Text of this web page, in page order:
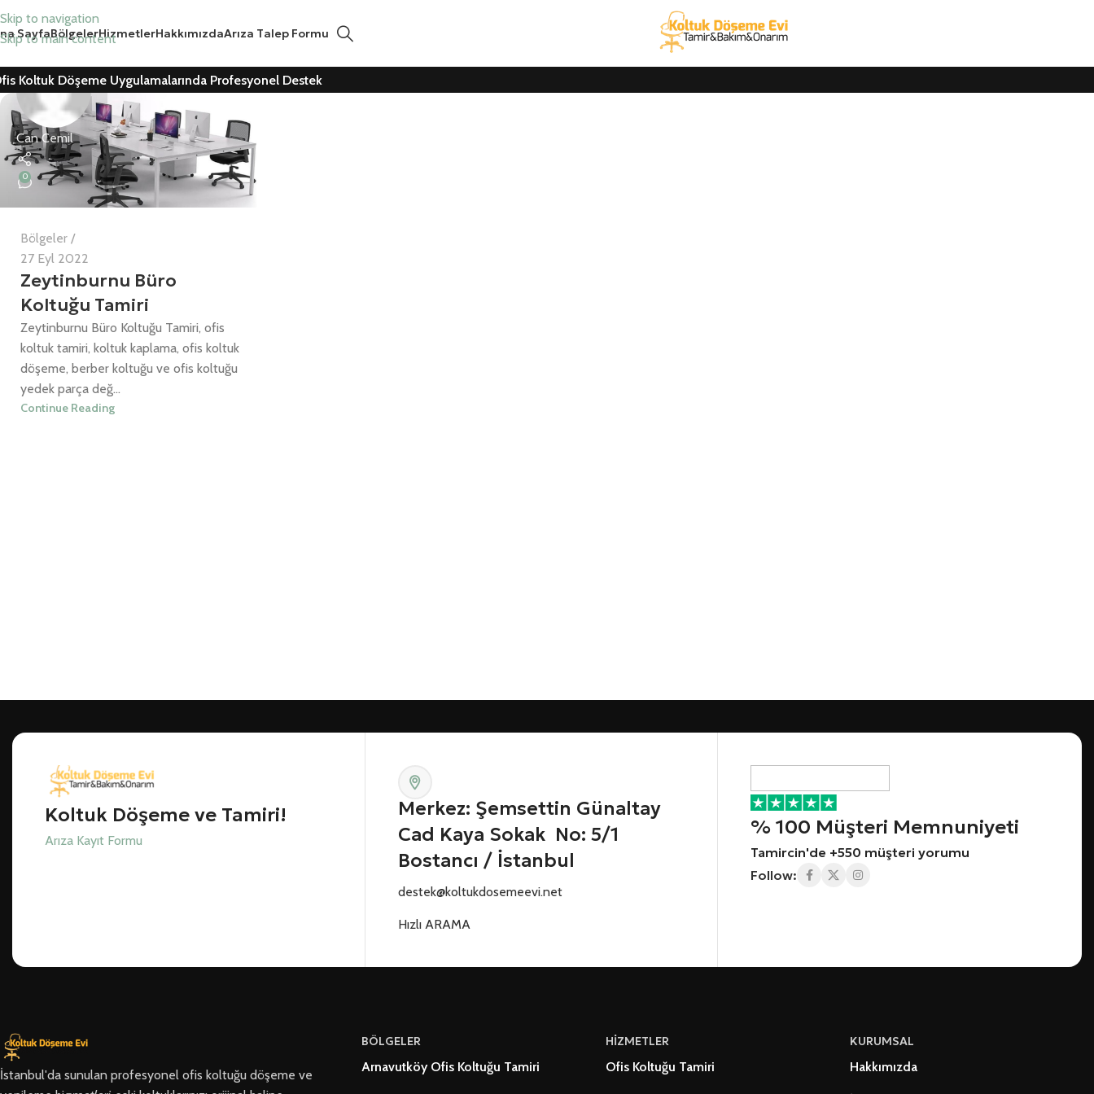
Skip to navigation
Skip to main content
SayfaBölgelerHizmetlerHakkımızdaArıza Talep Formu
Koltuk Döşeme Uygulamalarında Profesyonel Destek
Can Cemil
0
Bölgeler
27 Eyl 2022
Zeytinburnu Büro
Koltuğu Tamiri
Zeytinburnu Büro Koltuğu Tamiri, ofis
koltuk tamiri, koltuk kaplama, ofis koltuk
döşeme, berber koltuğu ve ofis koltuğu
yedek parça değ...
Continue Reading
Koltuk Döşeme ve Tamiri!
Arıza Kayıt Formu
Merkez: Şemsettin Günaltay
Cad Kaya Sokak No: 5/1
Bostancı / İstanbul
destek@koltukdosemeevi.net
Hızlı ARAMA
% 100 Müşteri Memnuniyeti
Tamircin'de +550 müşteri yorumu
Follow:
İstanbul'da sunulan profesyonel ofis koltuğu döşeme ve
BÖLGELER
Arnavutköy Ofis Koltuğu Tamiri
HİZMETLER
Ofis Koltuğu Tamiri
KURUMSAL
Hakkımızda